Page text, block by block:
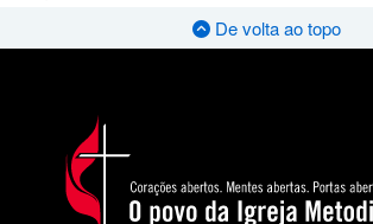
De volta ao topo